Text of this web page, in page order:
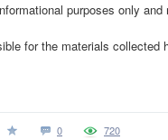
purposes only
for the materials collected
0 720